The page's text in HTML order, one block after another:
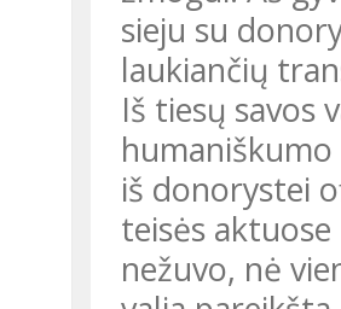
sieju su
laukiančių
Iš tiesų savos
iš donorystei
teisės
nežuvo, nė